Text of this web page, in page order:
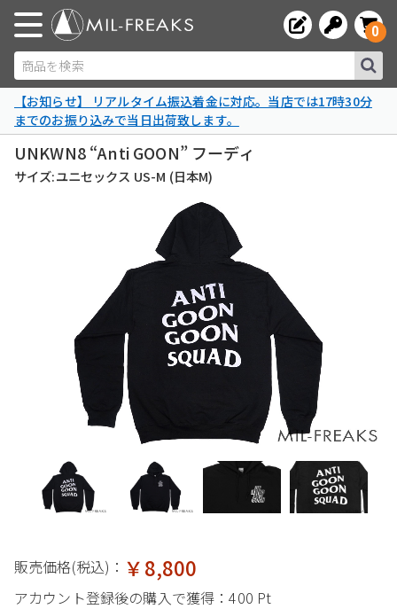
商品を検索
0
【お知らせ】 リアルタイム振込着金に対応。当店では17時30分
までのお振り込みで当日出荷致します。
UNKWN8 “Anti GOON” フーディ
サイズ:ユニセックス US-M (日本M)
販売価格(税込)： ￥8,800
アカウント登録後の購入で獲得：400 Pt